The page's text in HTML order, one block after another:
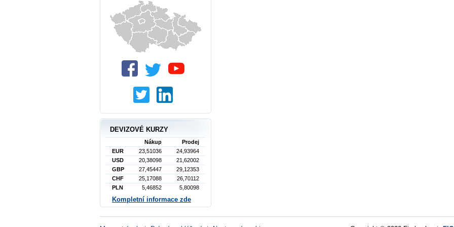
DEVIZOVÉ KURZY
Nákup
Prodej
EUR
23,51036
24,93964
USD
20,38098
21,62002
GBP
27,45447
29,12353
CHF
25,17088
26,70112
PLN
5,46852 5,80098
Kompletní informace zde